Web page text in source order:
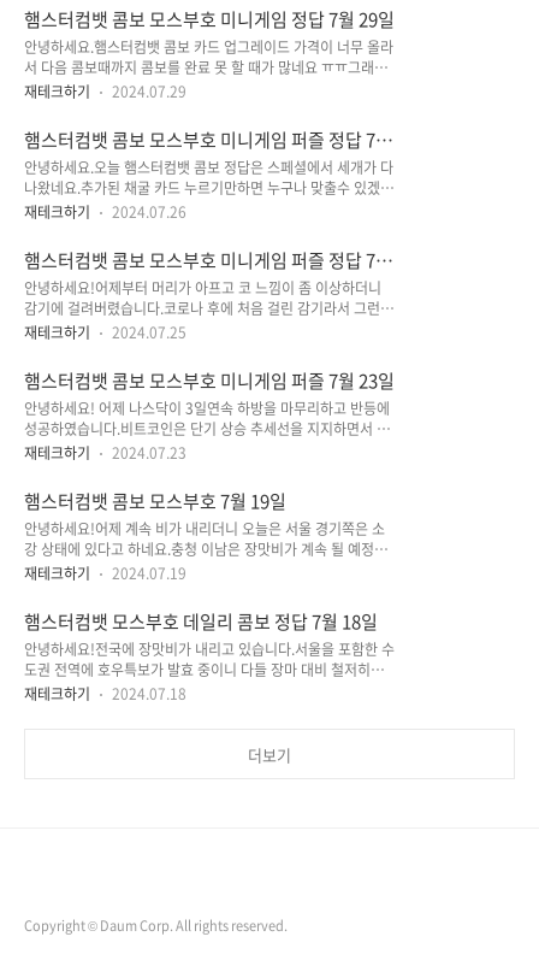
보가 리셋됩니다.그러니 오늘 오후 9시정도에는 정상적으로 로
그인 될 것으로 예상됩니다. 오랜만에 ..
표현하니까 햄스터컴뱃에서 답변을 내놨습니다. 예상했던 것이
지만 결론만 말하자면 레이싱게임을 안해도 에어드랍은 받을 수
있다.단지 받는 토큰의 양에 영향을 미칠것이다. 햄스터컴뱃 콤
보 정답 7월 30일NFT Collection LaunchHamster Green
energyNFT Metaverse 햄스터컴뱃 모스부호 정답 7월 30
햄스터컴뱃 콤보 모스부호 미니게임 정답 7월 29일
안녕하세요.햄스터컴뱃 콤보 카드 업그레이드 가격이 너무 올라
서 다음 콤보때까지 콤보를 완료 못 할 때가 많네요 ㅠㅠ그래서
오늘은 콤보카드완료 이미지가 없습니다.하지만 세컨폰으로 3
모스부호도 어렵고 미니게임도 귀찮고 에어드랍이나 빨리 했으
면 좋겠습니다. 햄스터컴뱃 모스부호 정답 7월 29일
BRIDGE 햄스터컴뱃 콤보 정답 7월 29일 Grant for
DevelopersWeb3 academy launchApps center listing 햄
스터컴뱃 미니게임 정답 7월 29일
재테크하기 2024.07.29
햄스터컴뱃 콤보 모스부호 미니게임 퍼즐 정답 7월
26일
안녕하세요.오늘 햄스터컴뱃 콤보 정답은 스페셜에서 세개가 다
나왔네요.추가된 채굴 카드 누르기만하면 누구나 맞출수 있겠습
니다.페라리가 지난해 미국에서 암호화폐 결제를 시작한 후 이제
암호화폐는 가상화폐가 아니라 전자화폐로서의 가치를 공고히
하고 있습니다.햄스텀컴뱃코인도 에어드랍 후 상장하면 현금화
가 가능하니 다들 화이팅하세요! 햄스터컴뱃 콤보 7월 26일 정
답Telegram Stars integrationBitcoin Conference
2024Kamala is calling 햄스터컴뱃 모스부호 7월 26일 정답
재테크하기 2024.07.26
햄스터컴뱃 콤보 모스부호 미니게임 퍼즐 정답 7월
25일
안녕하세요!어제부터 머리가 아프고 코 느낌이 좀 이상하더니
감기에 걸려버렸습니다.코로나 후에 처음 걸린 감기라서 그런가
더 아픈거 같기도 하고 그러네요.나스닥은 미친듯이 떨어져서
선을 뚫고 점점 흐르고 있습니다.비트코인은 2일 정도 후에
64.8K정도에서 잡아볼까 합니다.다들 건강 주의하시구요 햄스
터컴뱃 데일리 콤보와 모스부호 그리고 새로 생긴 미니게임의 퍼
즐까지 한방에 맞추고 활기찬 하루 시작하시죠! 햄스터컴뱃은
아래링크에서 시작할 수 있습니
startapp=kentId7190653126 Hamster KombatYou can
contact @hamSter_kombat_bo..
재테크하기 2024.07.25
햄스터컴뱃 콤보 모스부호 미니게임 퍼즐 7월 23일
안녕하세요! 어제 나스닥이 3일연속 하방을 마무리하고 반등에
성공하였습니다.비트코인은 단기 상승 추세선을 지지하면서 상
승하였습니다.3분기 불장이 시작되었음을 알리는 신호탄 같기
여전히 7월에 에어드랍을 한다는 계획인데 7월이 일주일 밖에
안남은 상황에서 불확실성이 커지는 모습입니다.하지만 바이비
트거래소에서 프리마켓 상장을 하였으니 곧 에어드랍이 있을거
라는 것은 분명합니다.다들 조금만 더 화이팅하시죠! 햄스터컴
뱃 데일리 콤보 정답 7월 23일HamsterTubeLong
23일 햄스터컴뱃 미니게임 퍼즐 정답 7월 23일미니게임 퍼즐은
동영상 두번정도 본 후에 하면 잘 되더라..
재테크하기 2024.07.23
햄스터컴뱃 콤보 모스부호 7월 19일
안녕하세요!어제 계속 비가 내리더니 오늘은 서울 경기쪽은 소
강 상태에 있다고 하네요.충청 이남은 장맛비가 계속 될 예정이
라니 호우에 주의하시기 바랍니다.현재 비트코인은 54k부터 상
다.이제 7월이 2주밖에 안남았는데요 햄스터컴뱃 에어드랍이 7
월 정도로 예상한다고 예전부터 말씀드렸습니다.7월을 넘길지 7
월에 에어드랍이 될지는 확실하진 않지만 에어드랍이 얼마 남지
않은건 확실하니 다들 조금만 더 힘내세요! 햄스터컴뱃 모스부
호 정답 7월 19일ALPHA 햄스터컴뱃 콤보 정답 7월 19일
재테크하기 2024.07.19
햄스터컴뱃 모스부호 데일리 콤보 정답 7월 18일
안녕하세요!전국에 장맛비가 내리고 있습니다.서울을 포함한 수
도권 전역에 호우특보가 발효 중이니 다들 장마 대비 철저히하고
안전에 유의 하세요~햄스터컴뱃 스페셜 채굴카드에 트럼프 저
뱃 에어드랍과 상장까지 포기하지 말고 열심히 해보자구요
재테크하기 2024.07.18
더보기
Copyright © Daum Corp. All rights reserved.